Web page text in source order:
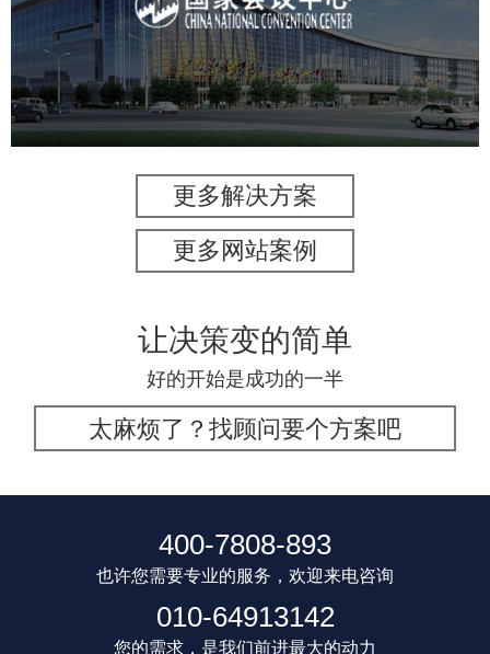
专业服务 网站建设 网站设计
更多解决方案
更多网站案例
让决策变的简单
好的开始是成功的一半
太麻烦了？找顾问要个方案吧
400-7808-893
也许您需要专业的服务，欢迎来电咨询
010-64913142
您的需求，是我们前进最大的动力